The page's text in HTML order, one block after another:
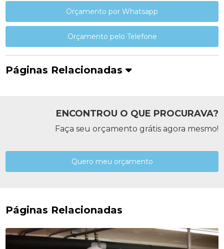
Orçamento por Whatsapp
Orçamento pelo Telefone
Páginas Relacionadas
ENCONTROU O QUE PROCURAVA?
Faça seu orçamento grátis agora mesmo!
Quero meu orçamento
Páginas Relacionadas